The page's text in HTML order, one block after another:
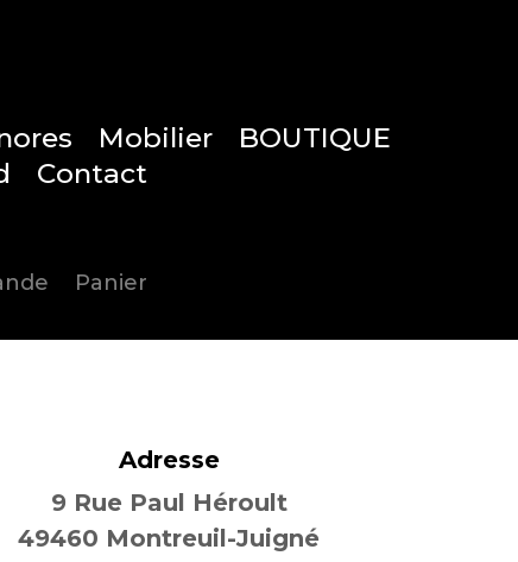
Mobilier
BOUTIQUE
Contact
Panier
Adresse
9 Rue Paul Héroult
49460 Montreuil-Juigné